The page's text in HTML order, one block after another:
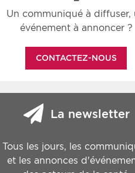
Un communiqué à diffuser,
événement à annoncer ?
CONTACTEZ-NOUS
La newsletter
Tous les jours, les
et les annonces